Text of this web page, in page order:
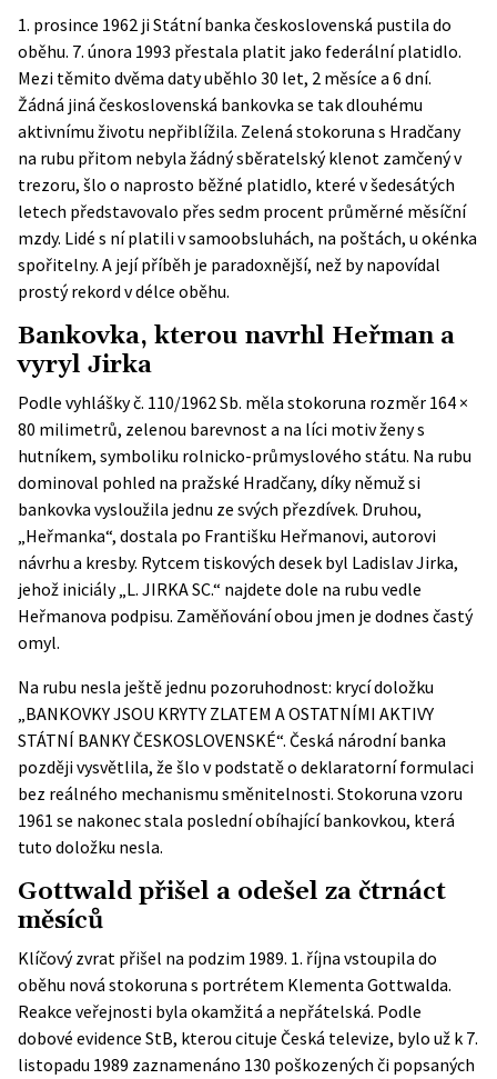
1. prosince 1962 ji Státní banka československá pustila do
oběhu. 7. února 1993 přestala platit jako federální platidlo.
Mezi těmito dvěma daty uběhlo 30 let, 2 měsíce a 6 dní.
Žádná jiná československá bankovka se tak dlouhému
aktivnímu životu nepřiblížila. Zelená stokoruna s Hradčany
na rubu přitom nebyla žádný sběratelský klenot zamčený v
trezoru, šlo o naprosto běžné platidlo, které v šedesátých
letech představovalo přes sedm procent průměrné měsíční
mzdy. Lidé s ní platili v samoobsluhách, na poštách, u okénka
spořitelny. A její příběh je paradoxnější, než by napovídal
prostý rekord v délce oběhu.
Bankovka, kterou navrhl Heřman a
vyryl Jirka
Podle vyhlášky č. 110/1962 Sb. měla stokoruna rozměr 164 ×
80 milimetrů, zelenou barevnost a na líci motiv ženy s
hutníkem, symboliku rolnicko-průmyslového státu. Na rubu
dominoval pohled na pražské Hradčany, díky němuž si
bankovka vysloužila jednu ze svých přezdívek. Druhou,
„Heřmanka“, dostala po Františku Heřmanovi, autorovi
návrhu a kresby. Rytcem tiskových desek byl Ladislav Jirka,
jehož iniciály „L. JIRKA SC.“ najdete dole na rubu vedle
Heřmanova podpisu. Zaměňování obou jmen je dodnes častý
omyl.
Na rubu nesla ještě jednu pozoruhodnost: krycí doložku
„BANKOVKY JSOU KRYTY ZLATEM A OSTATNÍMI AKTIVY
STÁTNÍ BANKY ČESKOSLOVENSKÉ“. Česká národní banka
později vysvětlila, že šlo v podstatě o deklaratorní formulaci
bez reálného mechanismu směnitelnosti. Stokoruna vzoru
1961 se nakonec stala poslední obíhající bankovkou, která
tuto doložku nesla.
Gottwald přišel a odešel za čtrnáct
měsíců
Klíčový zvrat přišel na podzim 1989. 1. října vstoupila do
oběhu nová stokoruna s portrétem Klementa Gottwalda.
Reakce veřejnosti byla okamžitá a nepřátelská. Podle
dobové evidence StB, kterou cituje Česká televize, bylo už k 7.
listopadu 1989 zaznamenáno 130 poškozených či popsaných